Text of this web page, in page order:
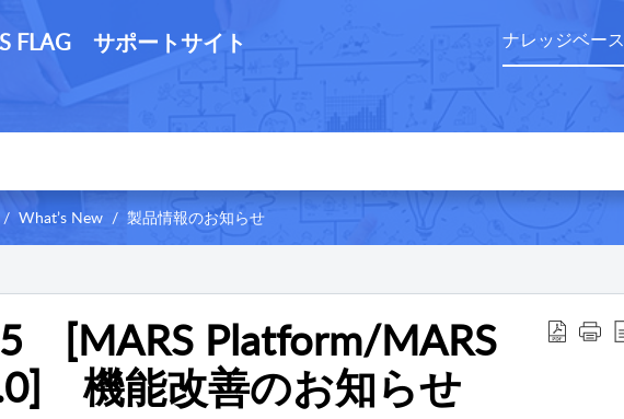
FLAG サポートサイト ナレッジベース
What’s New 製品情報のお知らせ
[MARS Platform/MARS
機能改善のお知らせ